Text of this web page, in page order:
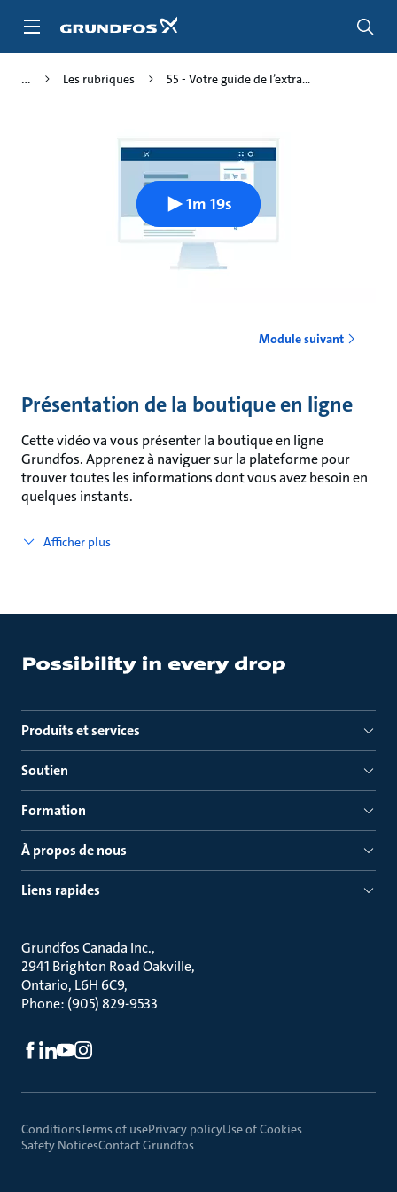
Les rubriques 55 - Votre guide de l’extra...
1m 19s
Module suivant
Présentation de la boutique en ligne
Cette vidéo va vous présenter la boutique en ligne
Grundfos. Apprenez à naviguer sur la plateforme pour
trouver toutes les informations dont vous avez besoin en
quelques instants.
Afficher plus
Produits et services
Soutien
Formation
À propos de nous
Liens rapides
Grundfos Canada Inc.
2941 Brighton Road Oakville
Ontario, L6H 6C9
Phone: (905) 829-9533
ConditionsTerms of usePrivacy policyUse of Cookies
Safety NoticesContact Grundfos